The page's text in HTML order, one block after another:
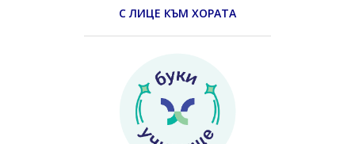
С ЛИЦЕ КЪМ ХОРАТА